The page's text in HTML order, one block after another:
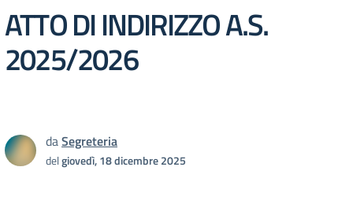
ATTO DI INDIRIZZO A.S.
2025/2026
daSegreteria
delgiovedì, 18 dicembre 2025